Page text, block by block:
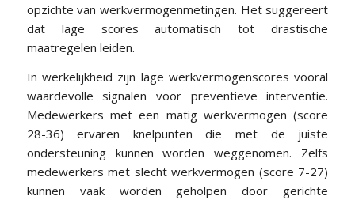
opzichte van werkvermogenmetingen. Het suggereert
dat lage scores automatisch tot drastische
maatregelen leiden.
In werkelijkheid zijn lage werkvermogenscores vooral
waardevolle signalen voor preventieve interventie.
Medewerkers met een matig werkvermogen (score
28-36) ervaren knelpunten die met de juiste
ondersteuning kunnen worden weggenomen. Zelfs
medewerkers met slecht werkvermogen (score 7-27)
kunnen vaak worden geholpen door gerichte